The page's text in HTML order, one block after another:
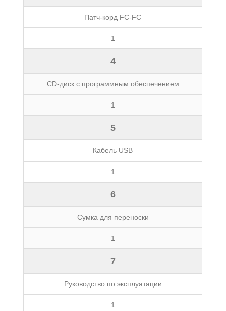
Патч-корд FC-FC
1
4
CD-диск с программным обеспечением
1
5
Кабель USB
1
6
Сумка для переноски
1
7
Руководство по эксплуатации
1